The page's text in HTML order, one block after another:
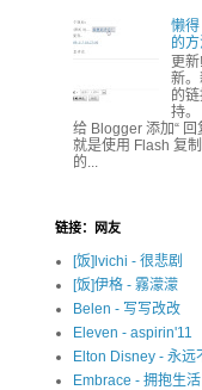
懒
的
更
新
的
持
给 Blogger 添加“
就是使用 Flash 复
的...
链接：网友
[饭]lvichi - 很悲剧
[饭]伊格 - 霧濛濛
Belen - 写写改改
Eleven - aspirin'11
Elton Disney - 永远
Embrace - 拥抱生活